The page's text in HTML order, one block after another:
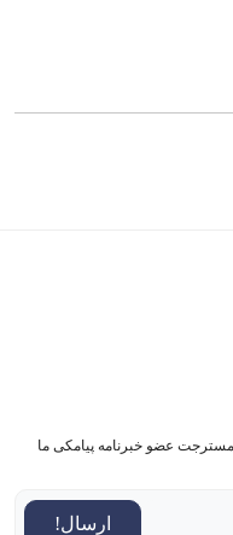
عضو خبرنامه پیامکی ما
ارسال!